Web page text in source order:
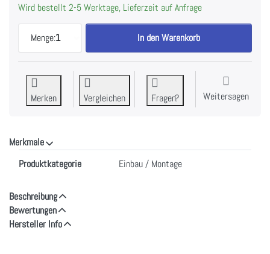
Wird bestellt 2-5 Werktage, Lieferzeit auf Anfrage
Menge:1
V-ZUG Kondenswasserdirektablauf Set, W53070
In den Warenkorb
Merken Vergleichen Fragen? Weitersagen
Merkmale
Produktkategorie Einbau / Montage
Beschreibung
Bewertungen
Hersteller Info